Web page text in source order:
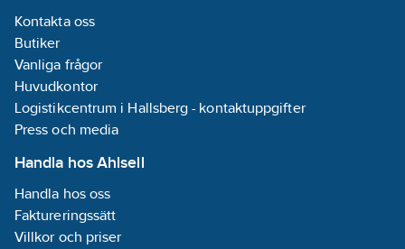
Kontakta oss
Butiker
Vanliga frågor
Huvudkontor
Logistikcentrum i Hallsberg - kontaktuppgifter
Press och media
Handla hos Ahlsell
Handla hos oss
Faktureringssätt
Villkor och priser